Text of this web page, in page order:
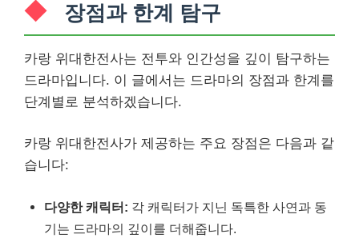
장점과 한계 탐구
카랑 위대한전사는 전투와 인간성을 깊이 탐구하는
드라마입니다. 이 글에서는 드라마의 장점과 한계를
단계별로 분석하겠습니다.
카랑 위대한전사가 제공하는 주요 장점은 다음과 같
습니다:
다양한 캐릭터: 각 캐릭터가 지닌 독특한 사연과 동
기는 드라마의 깊이를 더해줍니다.